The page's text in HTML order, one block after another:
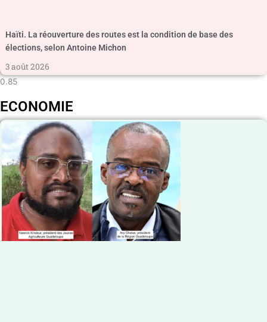
Haïti. La réouverture des routes est la condition de base des
élections, selon Antoine Michon
3 août 2026
ECONOMIE